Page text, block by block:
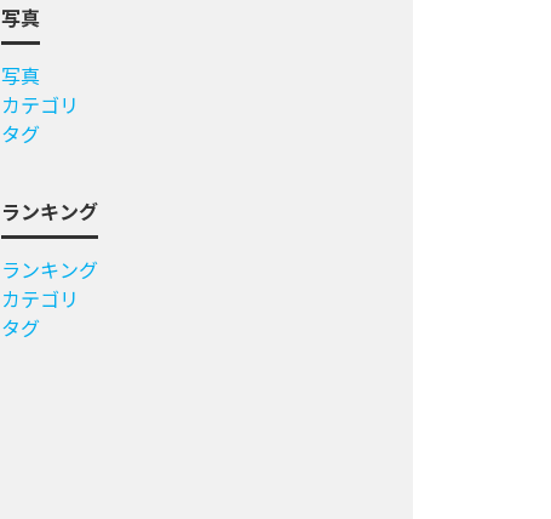
写真
写真
カテゴリ
タグ
ランキング
ランキング
カテゴリ
タグ